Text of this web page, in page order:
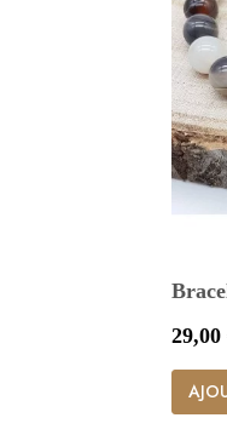
Prix
29,00